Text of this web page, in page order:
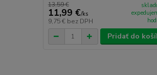
13,59 €
11,99 €/ks
9,75 € bez DPH
Pridať do